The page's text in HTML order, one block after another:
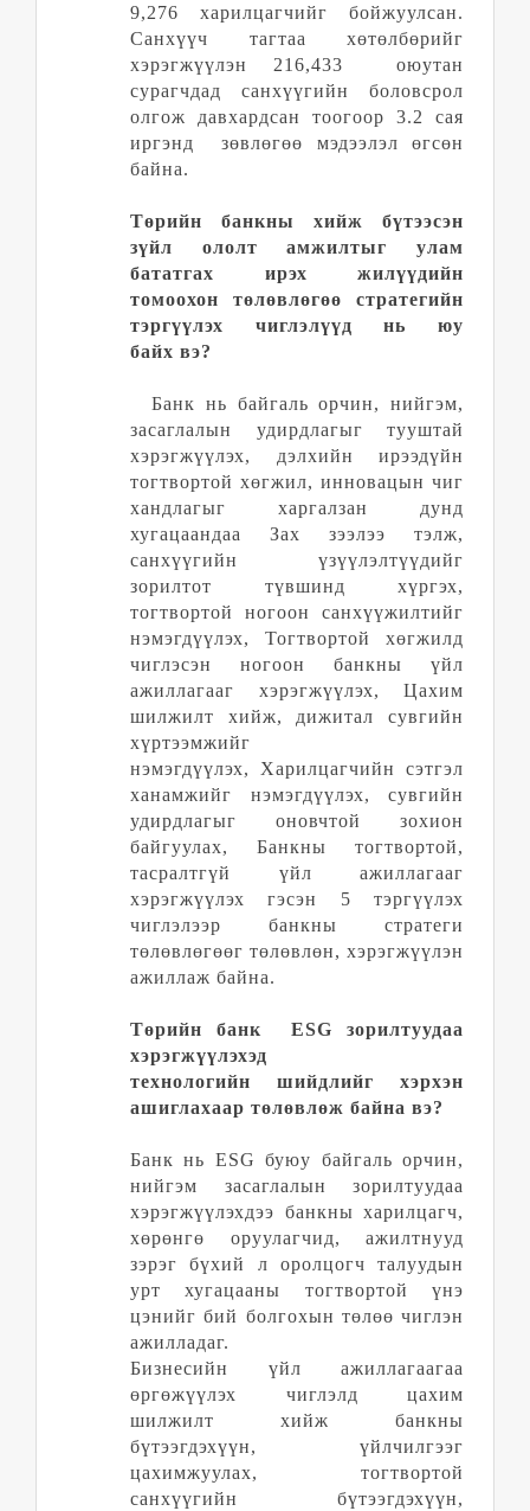
9,276 харилцагчийг бойжуулсан.
Санхүүч тагтаа хөтөлбөрийг
хэрэгжүүлэн 216,433 оюутан
сурагчдад cанхүүгийн боловсрол
олгож давхардсан тоогоор 3.2 сая
иргэнд зөвлөгөө мэдээлэл өгсөн
байна.
Төрийн банкны хийж бүтээсэн
зүйл ололт амжилтыг улам
бататгах ирэх жилүүдийн
томоохон төлөвлөгөө стратегийн
тэргүүлэх чиглэлүүд нь юу
байх вэ?
Банк нь байгаль орчин, нийгэм,
засаглалын удирдлагыг тууштай
хэрэгжүүлэх, дэлхийн ирээдүйн
тогтвортой хөгжил, инновацын чиг
хандлагыг харгалзан дунд
хугацаандаа Зах зээлээ тэлж,
санхүүгийн үзүүлэлтүүдийг
зорилтот түвшинд хүргэх,
тогтвортой ногоон санхүүжилтийг
нэмэгдүүлэх, Тогтвортой хөгжилд
чиглэсэн ногоон банкны үйл
ажиллагааг хэрэгжүүлэх, Цахим
шилжилт хийж, дижитал сувгийн
хүртээмжийг
нэмэгдүүлэх, Харилцагчийн сэтгэл
ханамжийг нэмэгдүүлэх, сувгийн
удирдлагыг оновчтой зохион
байгуулах, Банкны тогтвортой,
тасралтгүй үйл ажиллагааг
хэрэгжүүлэх гэсэн 5 тэргүүлэх
чиглэлээр банкны стратеги
төлөвлөгөөг төлөвлөн, хэрэгжүүлэн
ажиллаж байна.
Төрийн банк ESG зорилтуудаа
хэрэгжүүлэхэд
технологийн шийдлийг хэрхэн
ашиглахаар төлөвлөж байна вэ?
Банк нь ESGбуюу байгаль орчин,
нийгэм засаглалын зорилтуудаа
хэрэгжүүлэхдээ банкны харилцагч,
хөрөнгө оруулагчид, ажилтнууд
зэрэг бүхий л оролцогч талуудын
урт хугацааны тогтвортой үнэ
цэнийг бий болгохын төлөө чиглэн
ажилладаг.
Бизнесийн үйл ажиллагаагаа
өргөжүүлэх чиглэлд цахим
шилжилт хийж банкны
бүтээгдэхүүн, үйлчилгээг
цахимжуулах, тогтвортой
санхүүгийн бүтээгдэхүүн,